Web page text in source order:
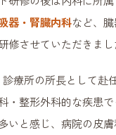
器・腎臓内科など、
修させていただきまし
診療所の所長として赴
・整形外科的な疾患
いと感じ、病院の皮